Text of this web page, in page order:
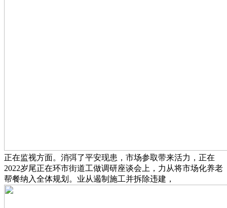
正在监视方面。消弭了平安现患，市场参取带来活力，正在
2022岁尾正在环市街道工做调研座谈会上，力从将市场化养老
帮餐纳入全体规划。业从遏制施工并拆除违建，